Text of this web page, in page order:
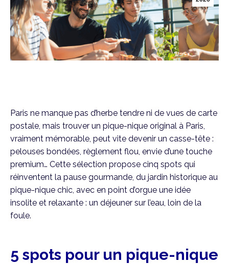
Paris ne manque pas d’herbe tendre ni de vues de carte
postale, mais trouver un pique-nique original à Paris,
vraiment mémorable, peut vite devenir un casse-tête :
pelouses bondées, règlement flou, envie d’une touche
premium… Cette sélection propose cinq spots qui
réinventent la pause gourmande, du jardin historique au
pique-nique chic, avec en point d’orgue une idée
insolite et relaxante : un déjeuner sur l’eau, loin de la
foule.
5 spots pour un pique-nique